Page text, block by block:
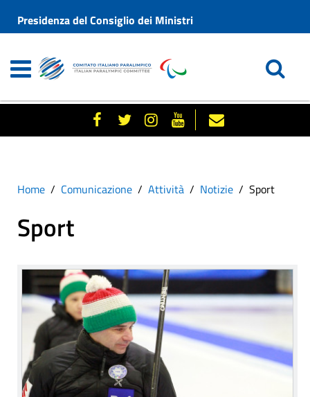
Presidenza del Consiglio dei Ministri
Home Comunicazione Attività Notizie Sport
Sport